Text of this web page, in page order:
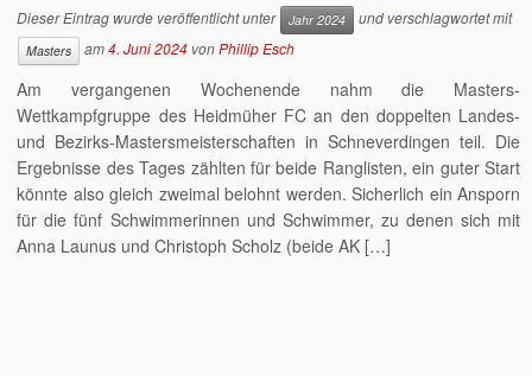
Dieser Eintrag wurde veröffentlicht unter Jahr 2024 und verschlagwortet mit
Masters am4. Juni 2024 vonPhillip Esch
Am vergangenen Wochenende nahm die Masters-
Wettkampfgruppe des Heidmüher FC an den doppelten Landes-
und Bezirks-Mastersmeisterschaften in Schneverdingen teil. Die
Ergebnisse des Tages zählten für beide Ranglisten, ein guter Start
könnte also gleich zweimal belohnt werden. Sicherlich ein Ansporn
für die fünf Schwimmerinnen und Schwimmer, zu denen sich mit
Anna Launus und Christoph Scholz (beide AK […]